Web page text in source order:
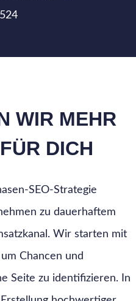
WIR MEHR
DICH
SEO-Strategie
zu dauerhaftem
Wir starten mit
Chancen und
Seite zu identifizieren. In